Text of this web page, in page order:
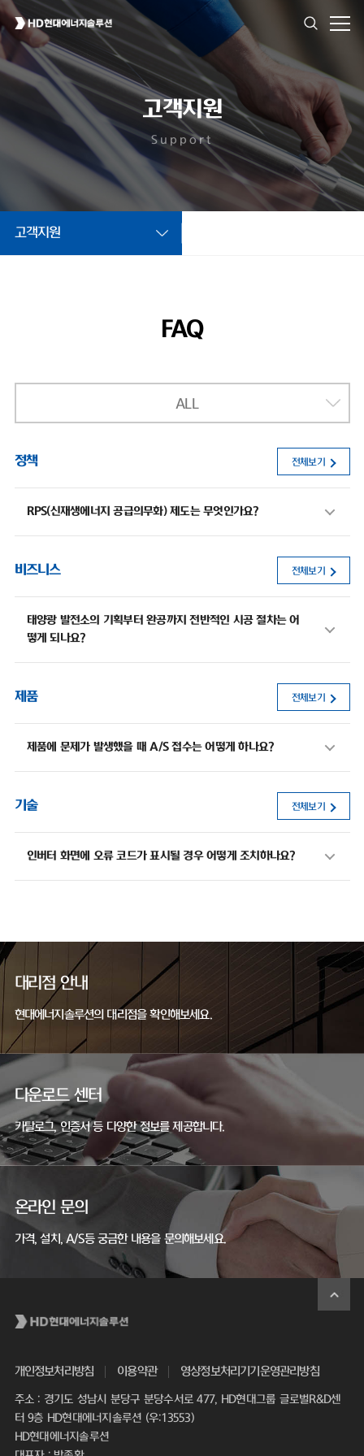
고객지원
Support
고객지원
FAQ
ALL
정책 전체보기
RPS(신재생에너지 공급의무화) 제도는 무엇인가요?
비즈니스 전체보기
태양광 발전소의 기획부터 완공까지 전반적인 시공 절차는 어
떻게 되나요?
제품 전체보기
제품에 문제가 발생했을 때 A/S 접수는 어떻게 하나요?
기술 전체보기
인버터 화면에 오류 코드가 표시될 경우 어떻게 조치하나요?
대리점 안내
현대에너지솔루션의 대리점을 확인해보세요.
다운로드 센터
카탈로그, 인증서 등 다양한 정보를 제공합니다.
온라인 문의
가격, 설치, A/S등 궁금한 내용을 문의해보세요.
개인정보처리방침 이용약관 영상정보처리기기운영관리방침
주소 : 경기도 성남시 분당구 분당수서로 477, HD현대그룹 글로벌R&D센
터 9층 HD현대에너지솔루션 (우:13553)
HD현대에너지솔루션